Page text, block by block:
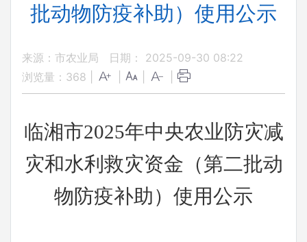
批动物防疫补助）使用公示
来源：市农业局
日期： 2025-09-30 08:22
浏览量： 368
临湘市2025年中央农业防灾减
灾和水利救灾资金（第二批动
物防疫补助）使用公示